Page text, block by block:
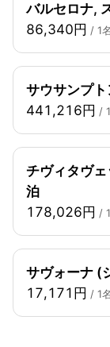
バルセロナ,
86,340円 / 1
サウサンプ
441,216円 /
チヴィタヴ
泊
178,026円 /
サヴォーナ (
17,171円 / 1